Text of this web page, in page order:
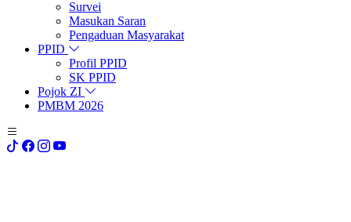
Survei
Masukan Saran
Pengaduan Masyarakat
PPID
Profil PPID
SK PPID
Pojok ZI
PMBM 2026